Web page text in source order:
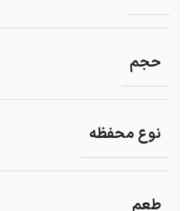
حجم
نوع محفظه
طعم